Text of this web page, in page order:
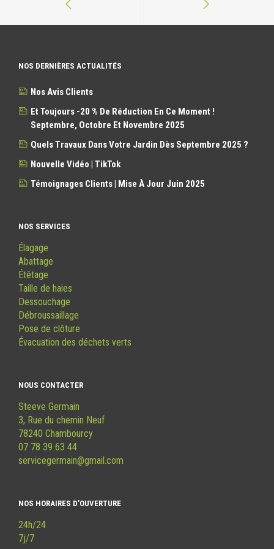
NOS DERNIÈRES ACTUALITÉS
Nos Avis Clients
Et Toujours -20 % De Réduction En Ce Moment !
Septembre, Octobre Et Novembre 2025
Quels Travaux Dans Votre Jardin Dès Septembre 2025 ?
Nouvelle Vidéo | TikTok
Témoignages Clients | Mise À Jour Juin 2025
NOS SERVICES
Élagage
Abattage
Étêtage
Taille de haies
Dessouchage
Débroussaillage
Pose de clôture
Évacuation des déchets verts
NOUS CONTACTER
Steeve Germain
3, Rue du chemin Neuf
78240 Chambourcy
07 78 39 63 44
servicegermain@gmail.com
NOS HORAIRES D’OUVERTURE
24h/24
7j/7